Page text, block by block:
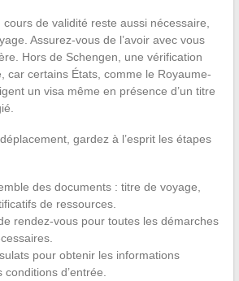
de validité reste aussi nécessaire,
Assurez-vous de l’avoir avec vous
Hors de Schengen, une vérification
car certains États, comme le Royaume-
un visa même en présence d’un titre
gardez à l’esprit les étapes
des documents : titre de voyage,
de ressources.
rendez-vous pour toutes les démarches
pour obtenir les informations
d’entrée.